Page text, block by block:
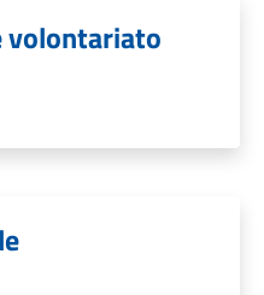
volontariato